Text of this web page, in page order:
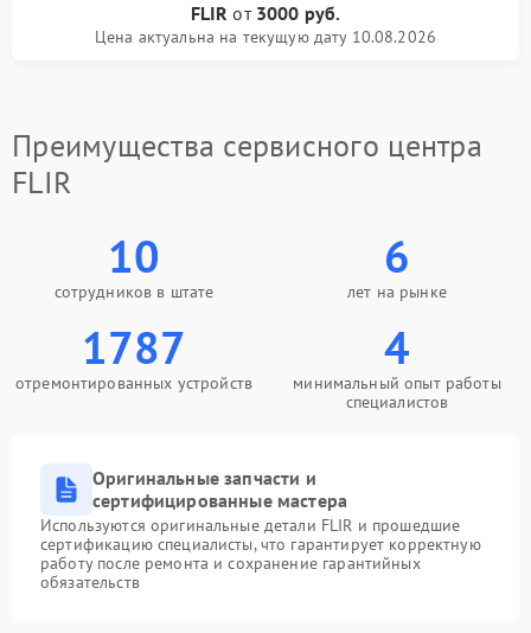
FLIR от 3000 руб.
Цена актуальна на текущую дату 10.08.2026
Преимущества сервисного центра
FLIR
10
сотрудников в штате
6
лет на рынке
1787
отремонтированных устройств
4
минимальный опыт работы
специалистов
Оригинальные запчасти и
сертифицированные мастера
Используются оригинальные детали FLIR и прошедшие
сертификацию специалисты, что гарантирует корректную
работу после ремонта и сохранение гарантийных
обязательств